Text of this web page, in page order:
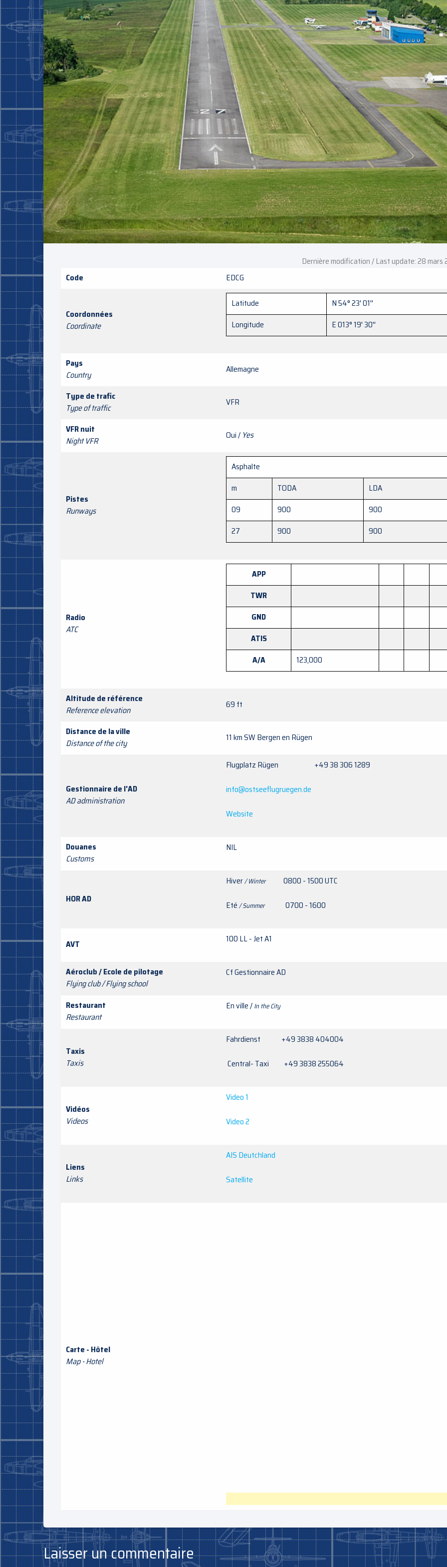
Dernière modification / Last update: 28 mars
Code
EDCG
Coordonnées
Coordinate
Latitude
N 54° 23' 01''
Longitude
E 013° 19' 30''
Pays
Country
Allemagne
Type de trafic
Type of traffic
VFR
VFR nuit
Night VFR
Oui / Yes
Pistes
Runways
Asphalte
m
TODA
LDA
09
900
900
27
900 900
Radio
ATC
APP
TWR
GND
ATIS
A/A
123,000
Altitude de référence
Reference elevation
69 ft
Distance de la ville
Distance of the city
11 km SW Bergen en Rügen
Gestionnaire de l'AD
AD administration
Flugplatz Rügen +49 38 306 1289
info@ostseeflugruegen.de
Website
Douanes
Customs
NIL
HOR AD
Hiver/ Winter 0800 - 1500 UTC
Eté/ Summer 0700 - 1600
AVT 100 LL - Jet A1
Aéroclub / Ecole de pilotage
Flying club / Flying school
Cf Gestionnaire AD
Restaurant
Restaurant
En ville /In the City
Taxis
Taxis
Fahrdienst +49 3838 404004
Central- Taxi +49 3838 255064
Vidéos
Videos
Video 1
Video 2
Liens
Links
AIS Deutchland
Satellite
Carte - Hôtel
Map - Hotel
Laisser un commentaire